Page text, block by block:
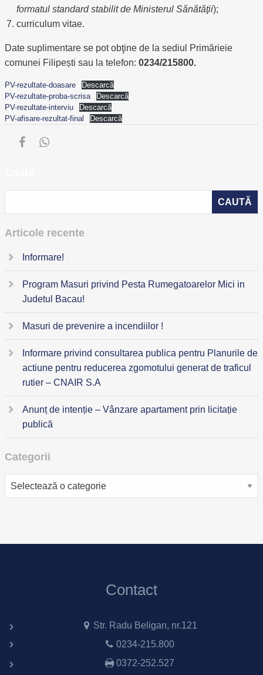
formatul standard stabilit de Ministerul Sănătăţii);
curriculum vitae.
Date suplimentare se pot obţine de la sediul Primărieie
comunei Filipești sau la telefon: 0234/215800.
PV-rezultate-doasare
Descarcă
PV-rezultate-proba-scrisa
Descarcă
PV-rezultate-interviu
Descarcă
PV-afisare-rezultat-final
Descarcă
Articole recente
Informare!
Program Masuri privind Pesta Rumegatoarelor Mici in
Judetul Bacau!
Masuri de prevenire a incendiilor !
Informare privind consultarea publica pentru Planurile de
actiune pentru reducerea zgomotului generat de traficul
rutier – CNAIR S.A
Anunț de intenție – Vânzare apartament prin licitație
publică
Categorii
Categorii
Contact
Str. Radu Beligan, nr.121
0234-215.800
0372-252.527